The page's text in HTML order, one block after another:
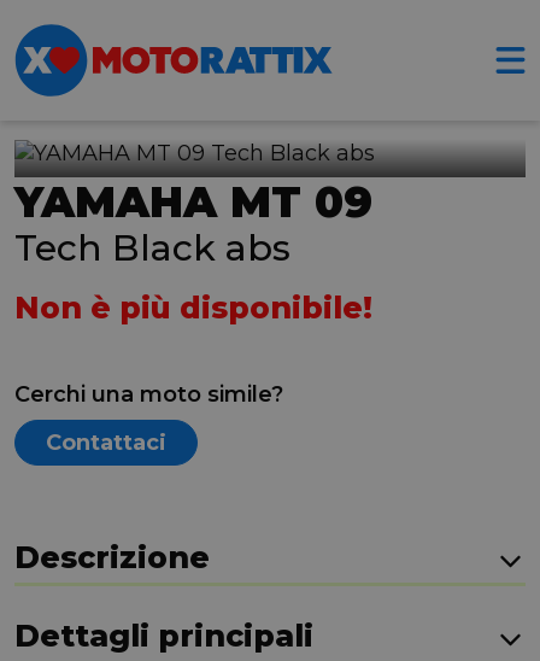
YAMAHA MT 09
Tech Black abs
Non è più disponibile!
Cerchi una moto simile?
Contattaci
Descrizione
Dettagli principali